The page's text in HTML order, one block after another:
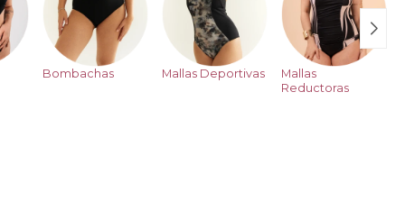
Bombachas Mallas Deportivas
Mallas
Reductoras